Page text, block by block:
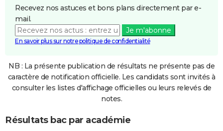
Recevez nos astuces et bons plans directement par e-
mail.
Je m'abonne
En savoir plus sur notre politique de confidentialité
NB : La présente publication de résultats ne présente pas de
caractère de notification officielle. Les candidats sont invités à
consulter les listes d'affichage officielles ou leurs relevés de
notes.
Résultats bac par académie